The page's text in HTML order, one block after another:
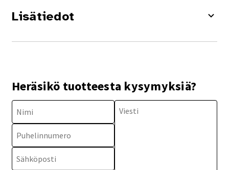
Lisätiedot
Heräsikö tuotteesta kysymyksiä?